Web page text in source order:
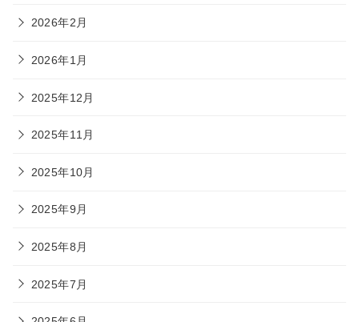
2026年2月
2026年1月
2025年12月
2025年11月
2025年10月
2025年9月
2025年8月
2025年7月